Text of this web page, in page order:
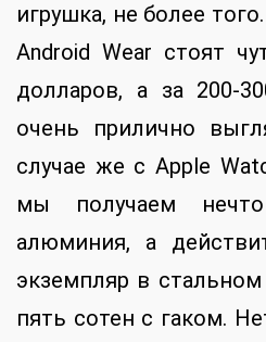
игрушка, не более
Android Wear стоят
долларов, а за 200-
очень прилично
случае же с Apple
мы получаем
алюминия, а
экземпляр в
пять сотен с гаком.